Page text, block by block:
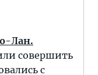
Лан.
совершить
с